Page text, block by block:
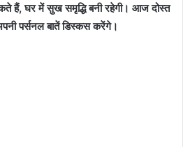
हैं, घर में सुख समृद्धि बनी रहेगी। आज दोस्त
पर्सनल बातें डिस्कस करेंगे।